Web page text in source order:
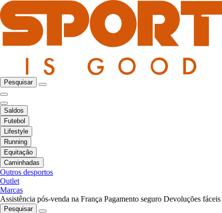
Pesquisar
Saldos
Futebol
Lifestyle
Running
Equitação
Caminhadas
Outros desportos
Outlet
Marcas
Assistência pós-venda na França Pagamento seguro Devoluções fáceis
Pesquisar